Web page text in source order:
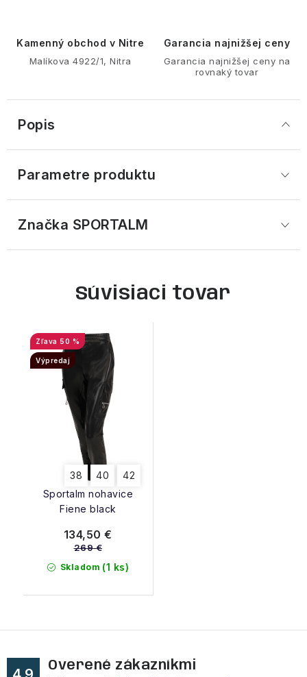
Kamenný obchod v Nitre
Malíkova 4922/1, Nitra
Garancia najnižšej ceny
Garancia najnižšej ceny na
rovnaký tovar
Popis
Parametre produktu
Značka SPORTALM
Súvisiaci tovar
Sportalm nohavice
Fiene black
50 %
Výpredaj
38 40 42
Skladom (1 ks)
134,50 €
269 €
Overené zákazníkmi